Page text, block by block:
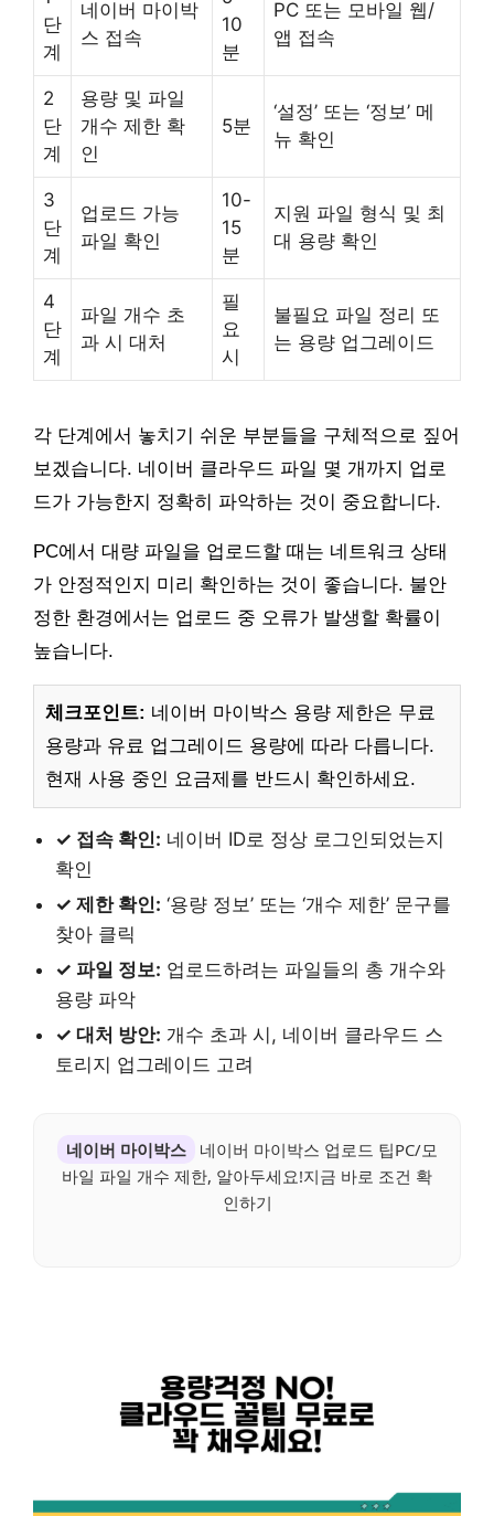
단
계
네이버 마이박
스 접속
10
분
PC 또는 모바일 웹/
앱 접속
2
단
계
용량 및 파일
개수 제한 확
인
5분
‘설정’ 또는 ‘정보’ 메
뉴 확인
3
단
계
업로드 가능
파일 확인
10-
15
분
지원 파일 형식 및 최
대 용량 확인
4
단
계
파일 개수 초
과 시 대처
필
요
시
불필요 파일 정리 또
는 용량 업그레이드
각 단계에서 놓치기 쉬운 부분들을 구체적으로 짚어
보겠습니다. 네이버 클라우드 파일 몇 개까지 업로
드가 가능한지 정확히 파악하는 것이 중요합니다.
PC에서 대량 파일을 업로드할 때는 네트워크 상태
가 안정적인지 미리 확인하는 것이 좋습니다. 불안
정한 환경에서는 업로드 중 오류가 발생할 확률이
높습니다.
체크포인트: 네이버 마이박스 용량 제한은 무료
용량과 유료 업그레이드 용량에 따라 다릅니다.
현재 사용 중인 요금제를 반드시 확인하세요.
✓ 접속 확인: 네이버 ID로 정상 로그인되었는지
확인
✓ 제한 확인: ‘용량 정보’ 또는 ‘개수 제한’ 문구를
찾아 클릭
✓ 파일 정보: 업로드하려는 파일들의 총 개수와
용량 파악
✓ 대처 방안: 개수 초과 시, 네이버 클라우드 스
토리지 업그레이드 고려
네이버 마이박스
네이버 마이박스 업로드 팁PC/모
바일 파일 개수 제한, 알아두세요!지금 바로 조건 확
인하기